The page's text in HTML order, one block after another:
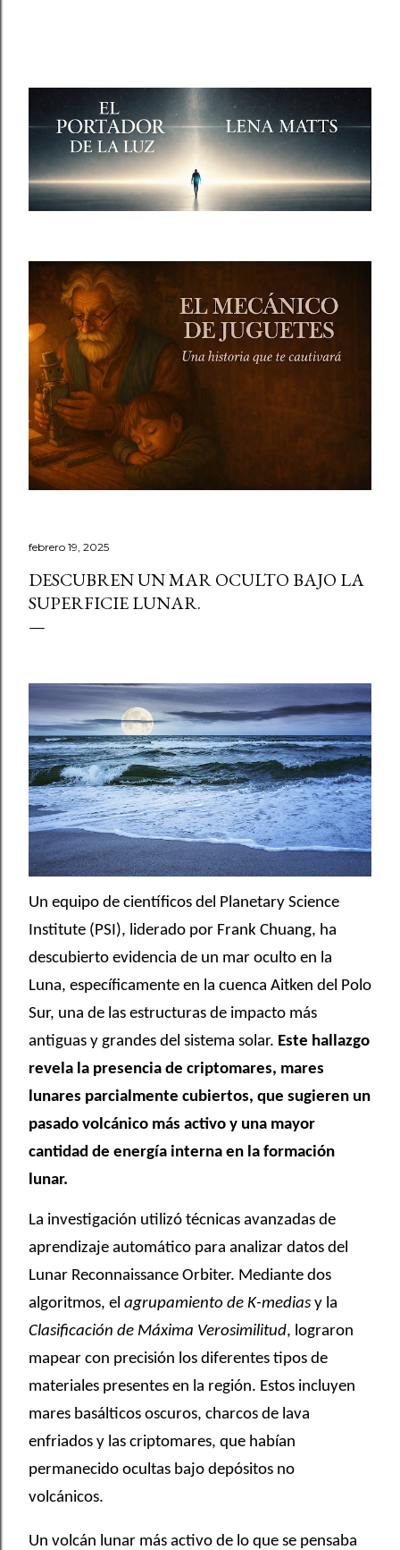
febrero 19, 2025
DESCUBREN UN MAR OCULTO BAJO LA
SUPERFICIE LUNAR.
Un equipo de científicos del Planetary Science
Institute (PSI), liderado por Frank Chuang, ha
descubierto evidencia de un mar oculto en la
Luna, específicamente en la cuenca Aitken del Polo
Sur, una de las estructuras de impacto más
antiguas y grandes del sistema solar. Este hallazgo
revela la presencia de criptomares, mares
lunares parcialmente cubiertos, que sugieren un
pasado volcánico más activo y una mayor
cantidad de energía interna en la formación
lunar.
La investigación utilizó técnicas avanzadas de
aprendizaje automático para analizar datos del
Lunar Reconnaissance Orbiter. Mediante dos
algoritmos, el agrupamiento de K-medias y la
Clasificación de Máxima Verosimilitud, lograron
mapear con precisión los diferentes tipos de
materiales presentes en la región. Estos incluyen
mares basálticos oscuros, charcos de lava
enfriados y las criptomares, que habían
permanecido ocultas bajo depósitos no
volcánicos.
Un volcán lunar más activo de lo que se pensaba